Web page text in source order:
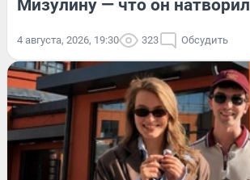
Мизулину — что он натворил
4 августа, 2026, 19:30 323 Обсудить